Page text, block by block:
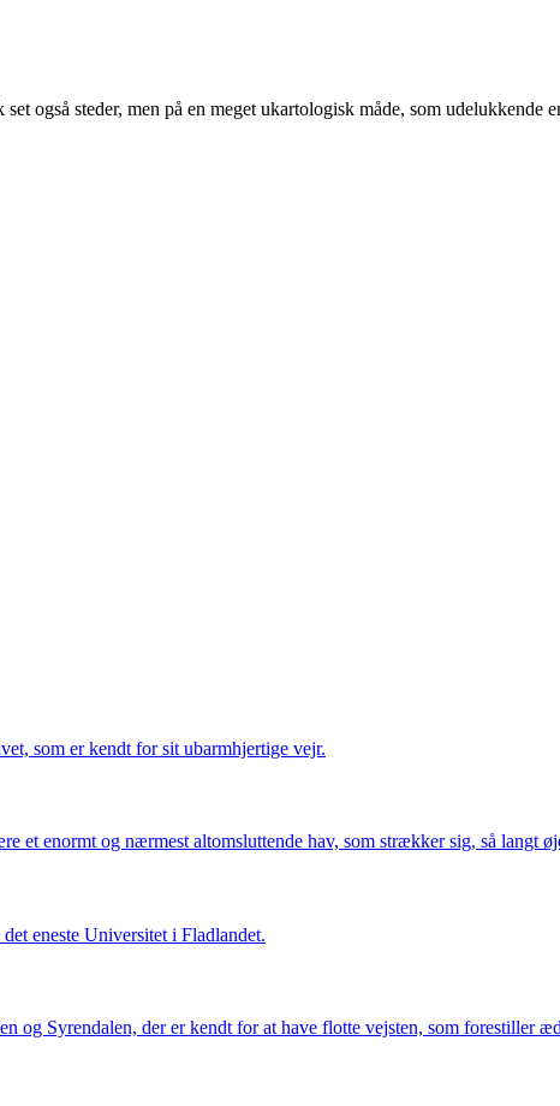
også steder, men på en meget ukartologisk måde, som udelukkende
som er kendt for sit ubarmhjertige vejr.
et enormt og nærmest altomsluttende hav, som strækker sig, så langt
eneste Universitet i Fladlandet.
og Syrendalen, der er kendt for at have flotte vejsten, som forestiller